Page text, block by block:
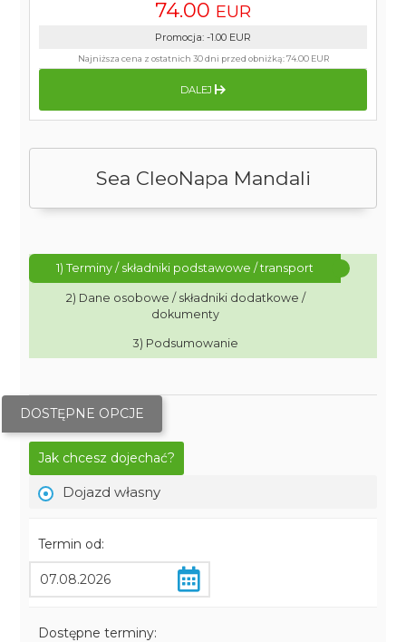
Sea CleoNapa Mandali
1) Terminy / składniki podstawowe / transport
2) Dane osobowe / składniki dodatkowe /
dokumenty
3) Podsumowanie
DOSTĘPNE OPCJE
Jak chcesz dojechać?
Dojazd własny
Termin od:
Dostępne terminy:
74.00 EUR
Promocja: -1.00 EUR
Najniższa cena z ostatnich 30 dni przed obniżką:74.00 EUR
DALEJ